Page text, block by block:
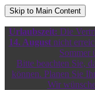
Skip to Main Content
Urlaubszeit: Die
14. August nicht
Sommer
Bitte beachten Sie,
können. Planen Sie
Wir